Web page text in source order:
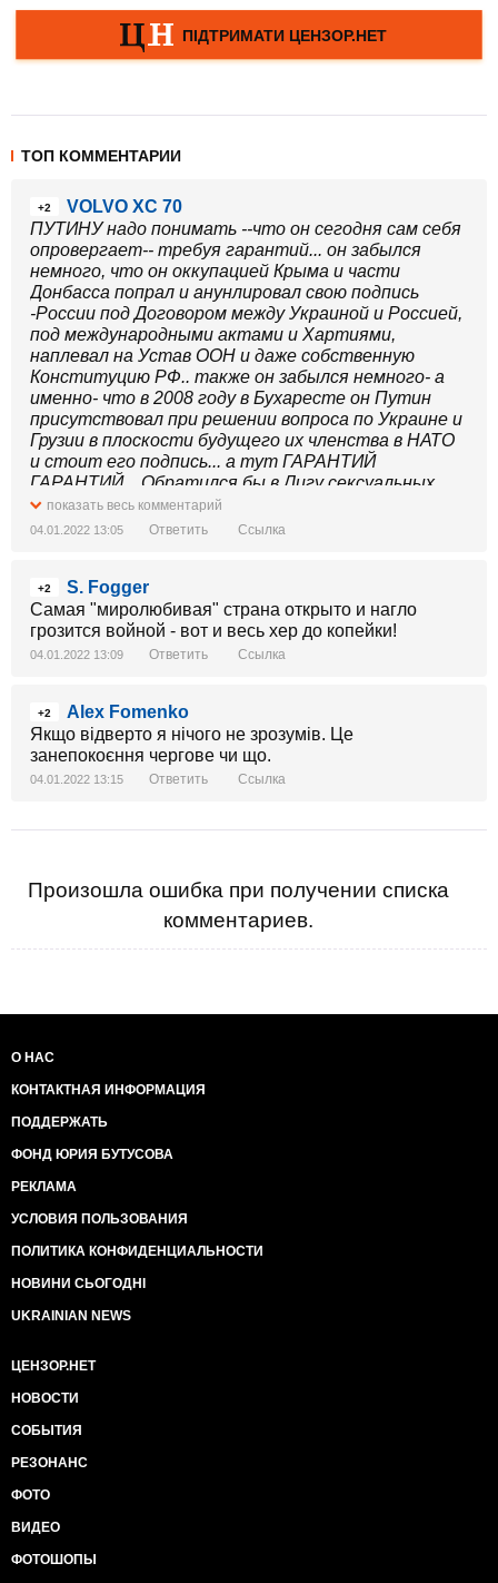
ТОП КОММЕНТАРИИ
+2
VOLVO XC 70
ПУТИНУ надо понимать --что он сегодня сам себя
опровергает-- требуя гарантий... он забылся
немного, что он оккупацией Крыма и части
Донбасса попрал и анунлировал свою подпись
-России под Договором между Украиной и Россией,
под международными актами и Хартиями,
наплевал на Устав ООН и даже собственную
Конституцию РФ.. также он забылся немного- а
именно- что в 2008 году в Бухаресте он Путин
присутствовал при решении вопроса по Украине и
Грузии в плоскости будущего их членства в НАТО
и стоит его подпись... а тут ГАРАНТИЙ
ГАРАНТИЙ... Обратился бы в Лигу сексуальных
реформ что ли....
показать весь комментарий
04.01.2022 13:05 Ответить Ссылка
+2
S. Fogger
Самая "миролюбивая" страна открыто и нагло
грозится войной - вот и весь хер до копейки!
04.01.2022 13:09 Ответить Ссылка
+2
Alex Fomenko
Якщо відверто я нічого не зрозумів. Це
занепокоєння чергове чи що.
04.01.2022 13:15 Ответить Ссылка
Произошла ошибка при получении списка
комментариев.
О НАС
КОНТАКТНАЯ ИНФОРМАЦИЯ
ПОДДЕРЖАТЬ
ФОНД ЮРИЯ БУТУСОВА
РЕКЛАМА
УСЛОВИЯ ПОЛЬЗОВАНИЯ
ПОЛИТИКА КОНФИДЕНЦИАЛЬНОСТИ
НОВИНИ СЬОГОДНІ
UKRAINIAN NEWS
ЦЕНЗОР.НЕТ
НОВОСТИ
СОБЫТИЯ
РЕЗОНАНС
ФОТО
ВИДЕО
ФОТОШОПЫ